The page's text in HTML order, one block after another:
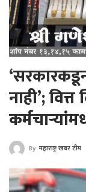
नाही’;
By महाराष्ट्र खबर टीम